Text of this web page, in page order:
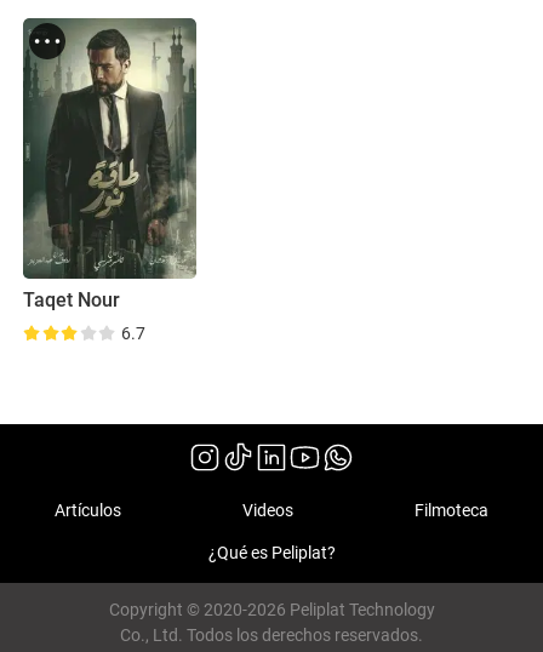
Taqet Nour
6.7
Artículos Videos Filmoteca
¿Qué es Peliplat?
Copyright © 2020-2026 Peliplat Technology
Co., Ltd. Todos los derechos reservados.